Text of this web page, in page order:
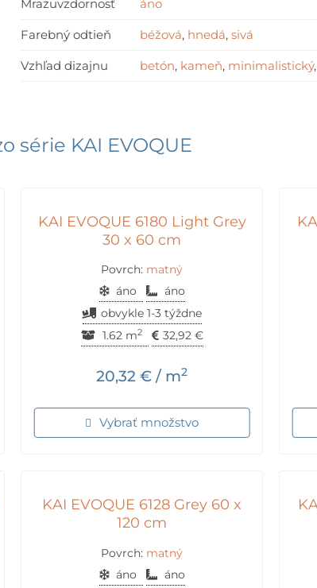
Mrazuvzdornosť áno
Farebný odtieň béžová, hnedá, sivá
Vzhľad dizajnu betón, kameň, minimalistický,
série KAI EVOQUE
KAI EVOQUE 6180 Light Grey
30 x 60 cm
Povrch: matný
áno
áno
obvykle 1-3 týždne
1.62 m2 32,92 €
20,32 € / m2
Vybrať množstvo
KAI EVOQUE 6128 Grey 60 x
120 cm
Povrch: matný
áno
áno